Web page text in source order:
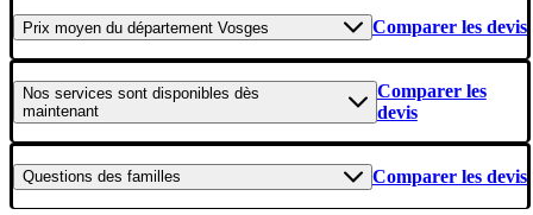
Prix moyen du département Vosges Comparer les devis
Nos services sont disponibles dès
maintenant
Comparer les
devis
Questions des familles Comparer les devis